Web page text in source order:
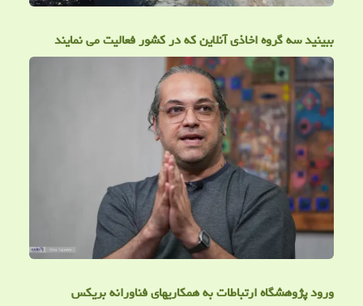
ببینید سه گروه اخاذی آنلاین که در کشور فعالیت می نمایند
ورود پژوهشگاه ارتباطات به همکاریهای فناورانه بریکس